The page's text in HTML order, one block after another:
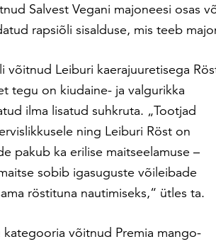
Salvest Vegani majoneesi osas
rapsiõli sisalduse, mis teeb
võitnud Leiburi kaerajuuretisega
tegu on kiudaine- ja valgurikka
ilma lisatud suhkruta. „Tootjad
ning Leiburi Röst on
pakub ka erilise maitseelamuse –
sobib igasuguste võileibade
röstituna nautimiseks,“ ütles ta.
kategooria võitnud Premia mango-